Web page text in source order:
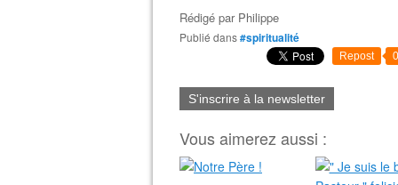
Rédigé par Philippe
Publié dans#spiritualité
Repost 0
S'inscrire à la newsletter
Vous aimerez aussi :